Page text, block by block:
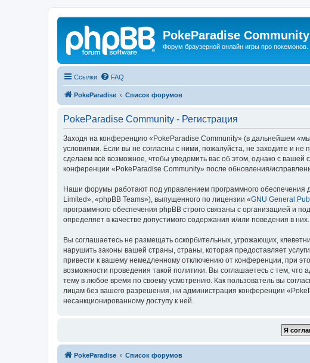
PokeParadise Community
Форум браузерной онлайн игры про покемонов.
Ссылки FAQ
PokeParadise Список форумов
PokeParadise Community - Регистрация
Заходя на конференцию «PokeParadise Community» (в дальнейшем
условиями. Если вы не согласны с ними, пожалуйста, не заходите и
сделаем всё возможное, чтобы уведомить вас об этом, однако с
конференции «PokeParadise Community» после обновления/
Наши форумы работают под управлением программного обеспечения
Limited», «phpBB Teams»), выпущенного по лицензии «GNU General
программного обеспечения phpBB строго связаны с организацией и
определяет в качестве допустимого содержания и/или поведения в
Вы соглашаетесь не размещать оскорбительных, угрожающих,
нарушить законы вашей страны, страны, которая предоставляет
привести к вашему немедленному отключению от конференции, при
возможности проведения такой политики. Вы соглашаетесь с тем,
тему в любое время по своему усмотрению. Как пользователь вы
лицам без вашего разрешения, ни администрация конференции
несанкционированному доступу к ней.
PokeParadise Список форумов